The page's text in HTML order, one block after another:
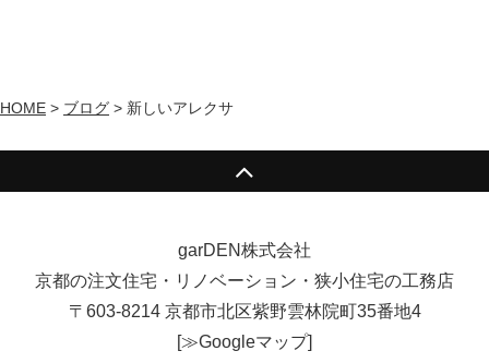
HOME > ブログ > 新しいアレクサ
garDEN株式会社
京都の注文住宅・リノベーション・狭小住宅の工務店
〒603-8214 京都市北区紫野雲林院町35番地4
[≫Googleマップ]